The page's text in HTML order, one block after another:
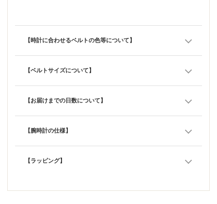
【時計に合わせるベルトの色等について】
【ベルトサイズについて】
【お届けまでの日数について】
【腕時計の仕様】
【ラッピング】